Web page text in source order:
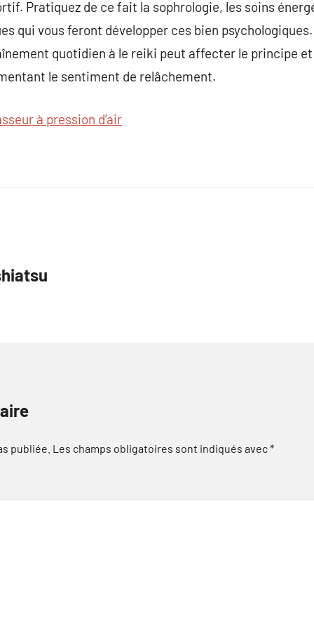
Pratiquez de ce fait la sophrologie, les soins
qui vous feront développer ces bien
quotidien à le reiki peut affecter le principe
le sentiment de relâchement.
à pression d’air
publiée. Les champs obligatoires sont indiqués avec*